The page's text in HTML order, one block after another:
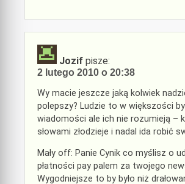
Jozif pisze:
2 lutego 2010 o 20:38
Wy macie jeszcze jaką kolwiek
polepszy? Ludzie to w większości
wiadomości ale ich nie rozumieją –
słowami złodzieje i nadal ida robić
Mały off: Panie Cynik co myślisz o
płatności pay palem za twojego
Wygodniejsze to by było niż